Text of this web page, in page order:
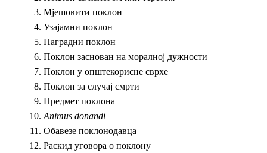
Мјешовити поклон
Узајамни поклон
Наградни поклон
Поклон заснован на моралној дужности
Поклон у општекорисне сврхе
Поклон за случај смрти
Предмет поклона
Animus donandi
Обавезе поклонодавца
Раскид уговора о поклону